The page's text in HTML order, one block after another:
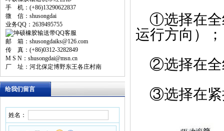
手 机：(+86)13290622837
微 信：shusongdai
业务QQ：2639495755
邮 箱：shusongdaiks@126.com
传 真：(+86)0312-3282849
M S N：shusongdai@msn.cn
厂 址：河北保定博野东王各庄村南
给我们留言
姓名：
①选择在
运行方向）；
②选择在
③选择在